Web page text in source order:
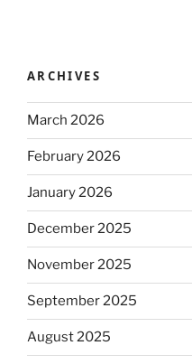
ARCHIVES
March 2026
February 2026
January 2026
December 2025
November 2025
September 2025
August 2025